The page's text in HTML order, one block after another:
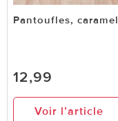
Pantoufles, caramel
12,99
Voir l’article